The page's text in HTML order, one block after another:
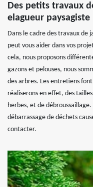
Des petits travaux
elagueur paysagiste
Dans le cadre des travaux de
peut vous aider dans vos
cela, nous proposons
gazons et pelouses, nous
des arbres. Les entretiens
réaliserons en effet, des
herbes, et de
débarrassage de déchets
contacter.